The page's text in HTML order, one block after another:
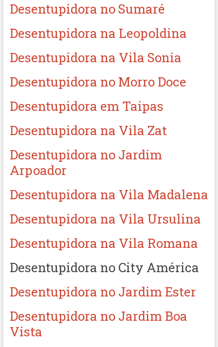
Desentupidora no Sumaré
Desentupidora na Leopoldina
Desentupidora na Vila Sonia
Desentupidora no Morro Doce
Desentupidora em Taipas
Desentupidora na Vila Zat
Desentupidora no Jardim
Arpoador
Desentupidora na Vila Madalena
Desentupidora na Vila Ursulina
Desentupidora na Vila Romana
Desentupidora no City América
Desentupidora no Jardim Ester
Desentupidora no Jardim Boa
Vista